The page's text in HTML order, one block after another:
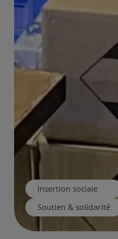
Insertion sociale
Soutien & solidarité